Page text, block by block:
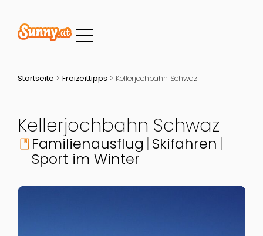
Startseite > Freizeittipps > Kellerjochbahn Schwaz
Kellerjochbahn Schwaz
book Familienausflug Skifahren
Sport im Winter